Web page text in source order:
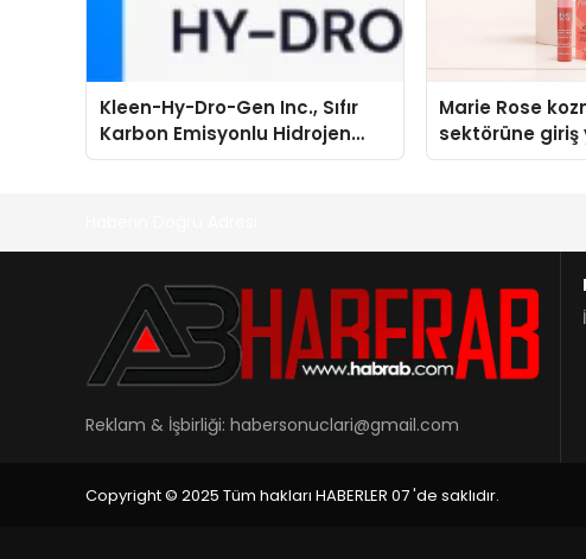
Kleen-Hy-Dro-Gen Inc., Sıfır
Karbon Emisyonlu Hidrojen
Isıtma Teknolojisinde ISO ve
Marie Rose
sektörüne giriş
Reklam & İşbirliği: habersonuclari@gmail.com
Copyright © 2025 Tüm hakları HABERLER 07 'de saklıdır.